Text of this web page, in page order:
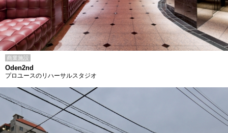
商業施設
Oden2nd
プロユースのリハーサルスタジオ